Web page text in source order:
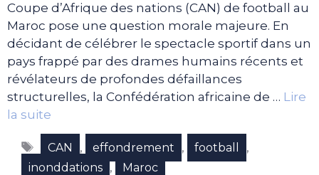
Coupe d’Afrique des nations (CAN) de football au
Maroc pose une question morale majeure. En
décidant de célébrer le spectacle sportif dans un
pays frappé par des drames humains récents et
révélateurs de profondes défaillances
structurelles, la Confédération africaine de … Lire
la suite
Étiquettes
CAN , effondrement , football ,
inonddations , Maroc